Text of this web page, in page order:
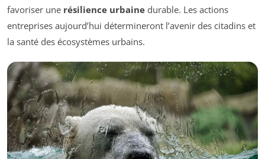
favoriser une résilience urbaine durable. Les actions
entreprises aujourd’hui détermineront l’avenir des citadins et
la santé des écosystèmes urbains.